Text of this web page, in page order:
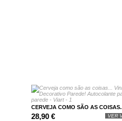
CERVEJA COMO SÃO AS
28,90 € VER